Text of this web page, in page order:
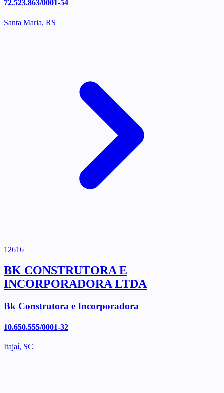
72.523.863/0001-54
Santa Maria, RS
12616
BK CONSTRUTORA E
INCORPORADORA LTDA
Bk Construtora e Incorporadora
10.650.555/0001-32
Itajaí, SC